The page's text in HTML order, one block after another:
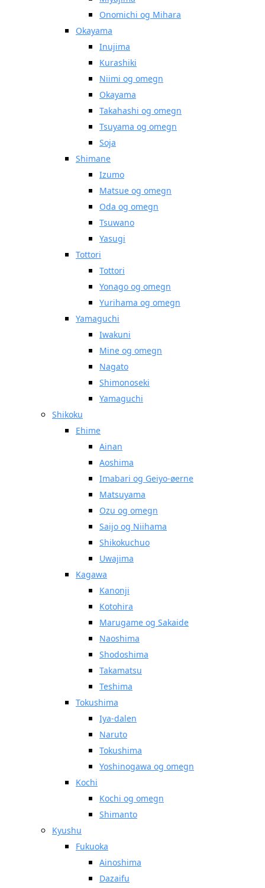
Onomichi og Mihara
Okayama
Inujima
Kurashiki
Niimi og omegn
Okayama
Takahashi og omegn
Tsuyama og omegn
Soja
Shimane
Izumo
Matsue og omegn
Oda og omegn
Tsuwano
Yasugi
Tottori
Tottori
Yonago og omegn
Yurihama og omegn
Yamaguchi
Iwakuni
Mine og omegn
Nagato
Shimonoseki
Yamaguchi
Shikoku
Ehime
Ainan
Aoshima
Imabari og Geiyo-øerne
Matsuyama
Ozu og omegn
Saijo og Niihama
Shikokuchuo
Uwajima
Kagawa
Kanonji
Kotohira
Marugame og Sakaide
Naoshima
Shodoshima
Takamatsu
Teshima
Tokushima
Iya-dalen
Naruto
Tokushima
Yoshinogawa og omegn
Kochi
Kochi og omegn
Shimanto
Kyushu
Fukuoka
Ainoshima
Dazaifu